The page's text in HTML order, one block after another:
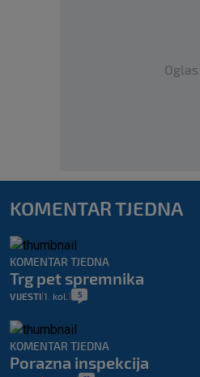
Oglas
KOMENTAR TJEDNA
KOMENTAR TJEDNA
Trg pet spremnika
VIJESTI 1. kol. 5
KOMENTAR TJEDNA
Porazna inspekcija